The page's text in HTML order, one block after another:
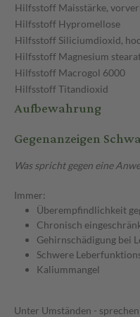
Hilfsstoff Maisstärke,
Hilfsstoff Hypromellose
Hilfsstoff Siliciumdioxid,
Hilfsstoff Magnesium
Hilfsstoff Macrogol 6000
HilfsstoffTitandioxid
Aufbewahrung
Gegenanzeigen
Was spricht gegen eine
Immer:
Überempfindlichkeit
Chronisch
Gehirnschädigung bei
Schwere
Kaliummangel
Unter Umständen -